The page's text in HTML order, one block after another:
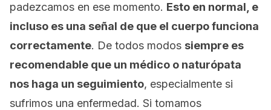
padezcamos en ese momento. Esto en normal, e
incluso es una señal de que el cuerpo funciona
correctamente. De todos modos siempre es
recomendable que un médico o naturópata
nos haga un seguimiento, especialmente si
sufrimos una enfermedad. Si tomamos